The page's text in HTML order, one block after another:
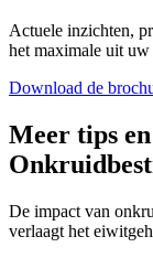
Actuele inzichten,
het maximale uit uw
Download de
Meer tips
De impact van
verlaagt het